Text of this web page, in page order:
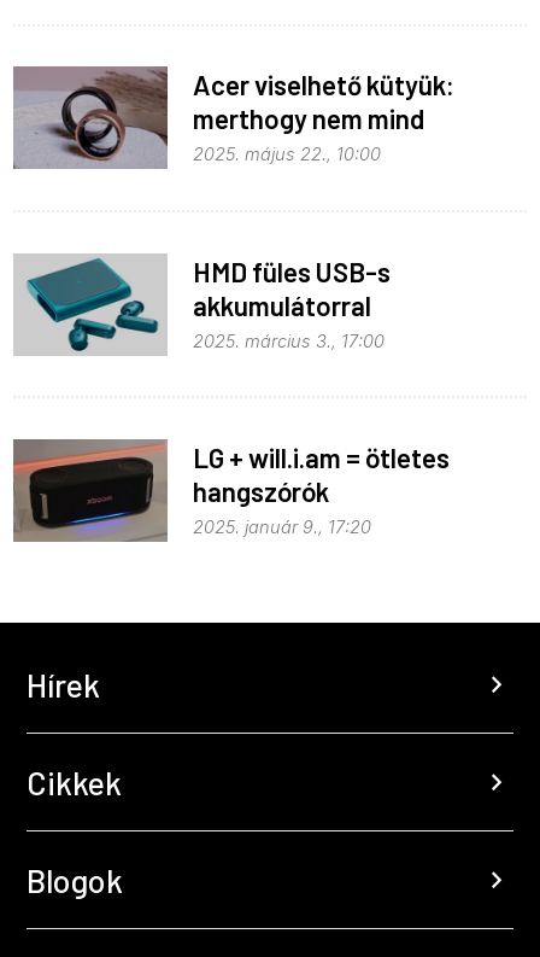
Acer viselhető kütyük:
merthogy nem mind
notebook, ami AI
2025. május 22., 10:00
HMD füles USB-s
akkumulátorral
2025. március 3., 17:00
LG + will.i.am = ötletes
hangszórók
2025. január 9., 17:20
Hírek chevron_right
Cikkek chevron_right
Blogok chevron_right